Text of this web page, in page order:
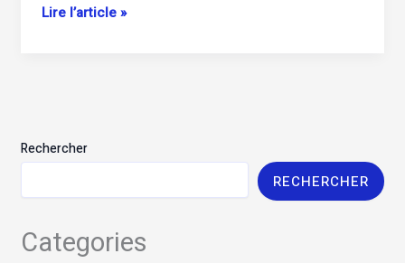
+53
?
Lire l’article »
Rechercher
RECHERCHER
Categories